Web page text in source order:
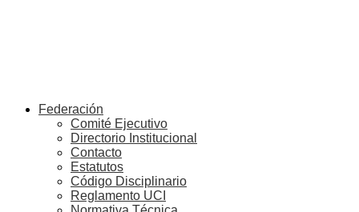
Federación
Comité Ejecutivo
Directorio Institucional
Contacto
Estatutos
Código Disciplinario
Reglamento UCI